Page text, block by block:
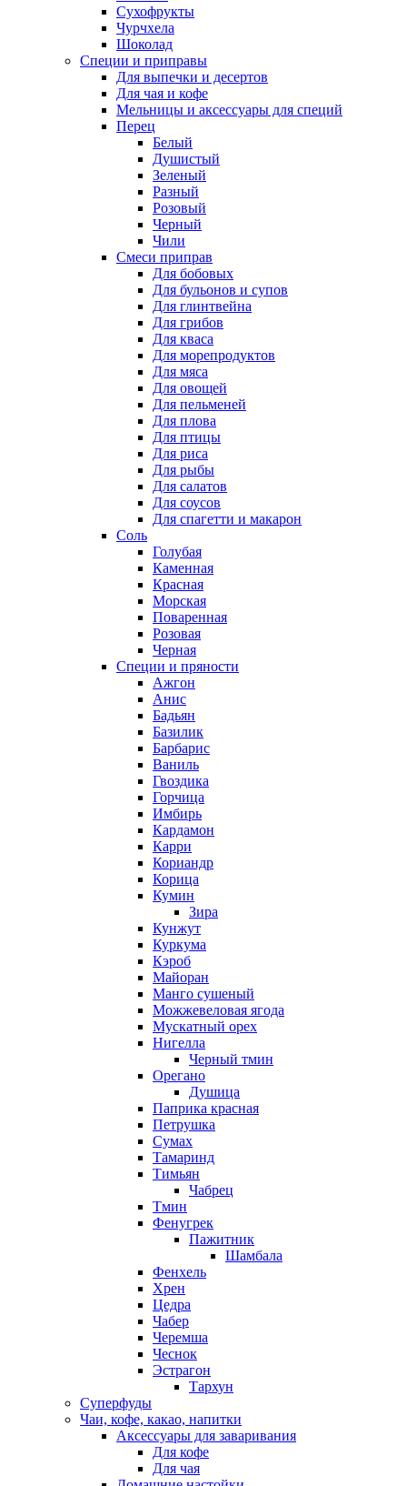
Сухофрукты
Чурчхела
Шоколад
Специи и приправы
Для выпечки и десертов
Для чая и кофе
Мельницы и аксессуары для специй
Перец
Белый
Душистый
Зеленый
Разный
Розовый
Черный
Чили
Смеси приправ
Для бобовых
Для бульонов и супов
Для глинтвейна
Для грибов
Для кваса
Для морепродуктов
Для мяса
Для овощей
Для пельменей
Для плова
Для птицы
Для риса
Для рыбы
Для салатов
Для соусов
Для спагетти и макарон
Соль
Голубая
Каменная
Красная
Морская
Поваренная
Розовая
Черная
Специи и пряности
Ажгон
Анис
Бадьян
Базилик
Барбарис
Ваниль
Гвоздика
Горчица
Имбирь
Кардамон
Карри
Кориандр
Корица
Кумин
Зира
Кунжут
Куркума
Кэроб
Майоран
Манго сушеный
Можжевеловая ягода
Мускатный орех
Нигелла
Черный тмин
Орегано
Душица
Паприка красная
Петрушка
Сумах
Тамаринд
Тимьян
Чабрец
Тмин
Фенугрек
Пажитник
Шамбала
Фенхель
Хрен
Цедра
Чабер
Черемша
Чеснок
Эстрагон
Тархун
Суперфуды
Чаи, кофе, какао, напитки
Аксессуары для заваривания
Для кофе
Для чая